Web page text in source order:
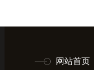
网站首页